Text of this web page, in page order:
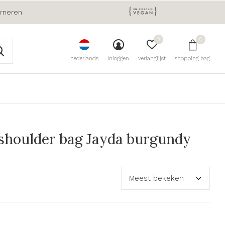
nederlands inloggen verlanglijst
0
shopping bag
0
bag Jayda burgundy